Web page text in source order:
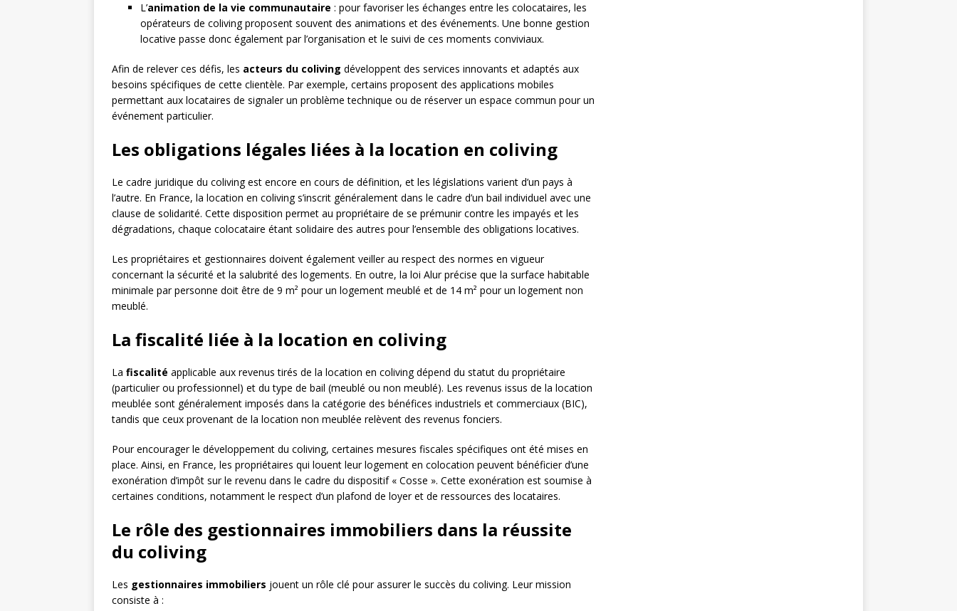
L’animation de la vie communautaire : pour favoriser les échanges entre les colocataires, les
opérateurs de coliving proposent souvent des animations et des événements. Une bonne gestion
locative passe donc également par l’organisation et le suivi de ces moments conviviaux.
Afin de relever ces défis, les acteurs du coliving développent des services innovants et adaptés aux
besoins spécifiques de cette clientèle. Par exemple, certains proposent des applications mobiles
permettant aux locataires de signaler un problème technique ou de réserver un espace commun pour un
événement particulier.
Les obligations légales liées à la location en coliving
Le cadre juridique du coliving est encore en cours de définition, et les législations varient d’un pays à
l’autre. En France, la location en coliving s’inscrit généralement dans le cadre d’un bail individuel avec une
clause de solidarité. Cette disposition permet au propriétaire de se prémunir contre les impayés et les
dégradations, chaque colocataire étant solidaire des autres pour l’ensemble des obligations locatives.
Les propriétaires et gestionnaires doivent également veiller au respect des normes en vigueur
concernant la sécurité et la salubrité des logements. En outre, la loi Alur précise que la surface habitable
minimale par personne doit être de 9 m² pour un logement meublé et de 14 m² pour un logement non
meublé.
La fiscalité liée à la location en coliving
La fiscalité applicable aux revenus tirés de la location en coliving dépend du statut du propriétaire
(particulier ou professionnel) et du type de bail (meublé ou non meublé). Les revenus issus de la location
meublée sont généralement imposés dans la catégorie des bénéfices industriels et commerciaux (BIC),
tandis que ceux provenant de la location non meublée relèvent des revenus fonciers.
Pour encourager le développement du coliving, certaines mesures fiscales spécifiques ont été mises en
place. Ainsi, en France, les propriétaires qui louent leur logement en colocation peuvent bénéficier d’une
exonération d’impôt sur le revenu dans le cadre du dispositif « Cosse ». Cette exonération est soumise à
certaines conditions, notamment le respect d’un plafond de loyer et de ressources des locataires.
Le rôle des gestionnaires immobiliers dans la réussite
du coliving
Les gestionnaires immobiliers jouent un rôle clé pour assurer le succès du coliving. Leur mission
consiste à :